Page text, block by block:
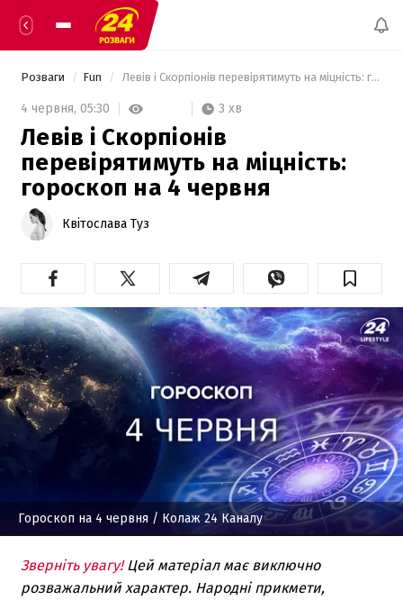
Розваги Fun Левів і Скорпіонів перевірятимуть на міцність: гороскоп на 4 червня
4 червня, 05:30 3 хв
Левів і Скорпіонів
перевірятимуть на міцність:
гороскоп на 4 червня
Квітослава Туз
Гороскоп на 4 червня / Колаж 24 Каналу
Зверніть увагу! Цей матеріал має виключно
розважальний характер. Народні прикмети,